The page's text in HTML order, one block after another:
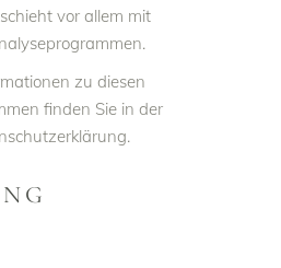
vor allem mit
zu diesen
finden Sie in der